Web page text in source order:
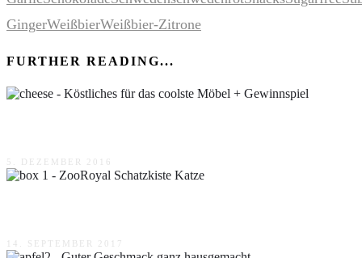
GingerWeißbierWeißbier-Zitrone
FURTHER READING...
5. DEZEMBER 2016
14. SEPTEMBER 2017